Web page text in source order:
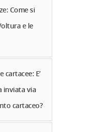
Come si
e le
cartacee: E’
inviata via
cartaceo?